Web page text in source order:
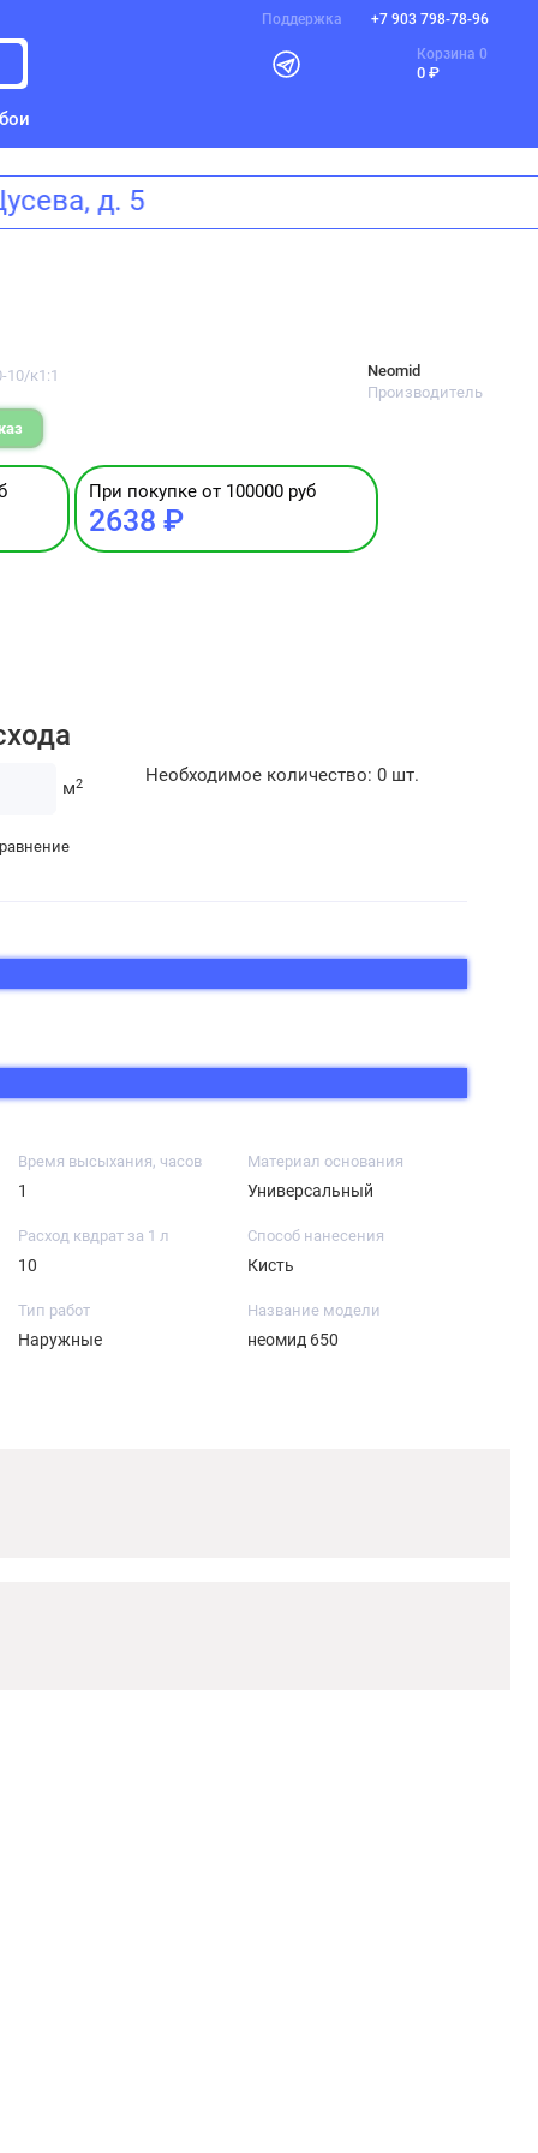
Поддержка +7 903 798-78-96
Корзина 0
0 ₽
д. 5
10/к1:1
Neomid
Производитель
При покупке от 100000 руб
2638 ₽
м2 Необходимое количество: 0шт.
Время высыхания, часов
1
Материал основания
Универсальный
Расход квдрат за 1 л
10
Способ нанесения
Кисть
Тип работ
Наружные
Название модели
неомид 650